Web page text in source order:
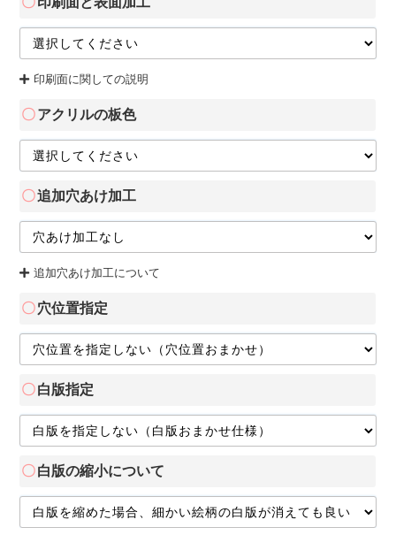
印刷面に関しての説明
アクリルの板色
追加穴あけ加工
追加穴あけ加工について
穴位置指定
白版指定
白版の縮小について